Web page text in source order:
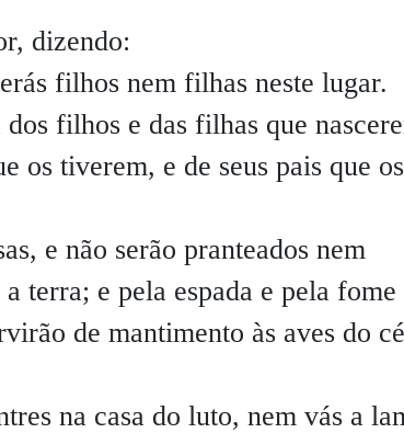
dizendo:
filhos nem filhas neste lugar.
filhos e das filhas que
os tiverem, e de seus pais que os
e não serão pranteados nem
terra; e pela espada e pela fome
de mantimento às aves do
na casa do luto, nem vás a